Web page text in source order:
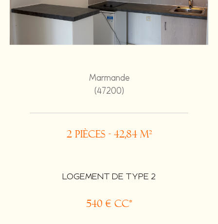
Marmande
(47200)
2 pièces - 42,84 m²
LOGEMENT DE TYPE 2
540 € CC*